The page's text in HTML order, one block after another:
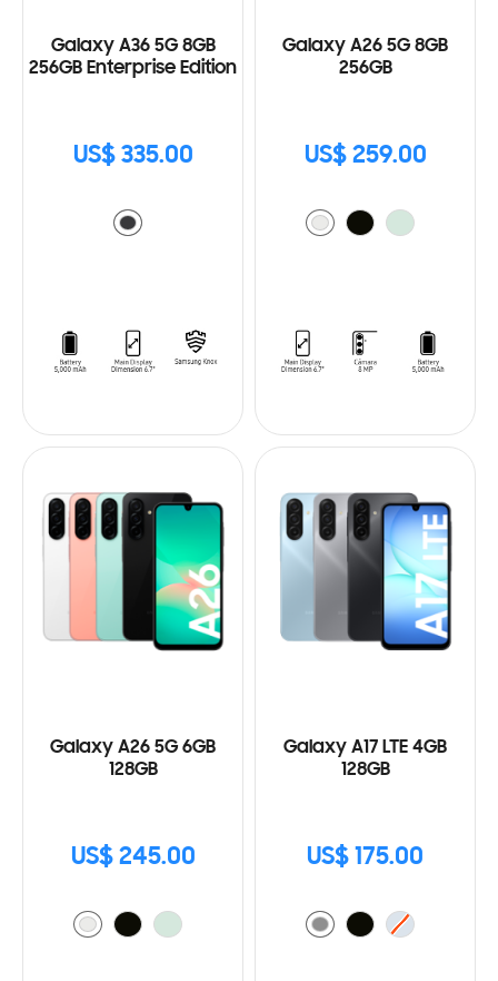
Galaxy A36 5G 8GB
256GB Enterprise Edition
US$ 335.00
Galaxy A26 5G 8GB
256GB
US$ 259.00
Galaxy A26 5G 6GB
128GB
US$ 245.00
Galaxy A17 LTE 4GB
128GB
US$ 175.00